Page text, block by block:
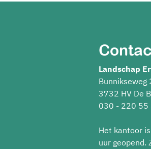
Landschap
Bunnikseweg
3732 HV De
030 - 220 55
Het kantoor
uur geopend.